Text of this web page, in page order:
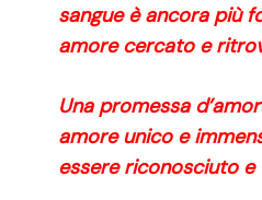
sangue è ancora più
amore cercato e
Una promessa
amore unico e
essere riconosciuto